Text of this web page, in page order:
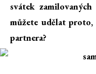
svátek
můžete udělat
partnera?